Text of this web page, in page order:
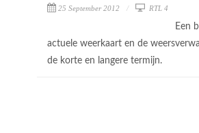
25 September 2012 RTL 4
Een
actuele weerkaart en de
de korte en langere termijn.